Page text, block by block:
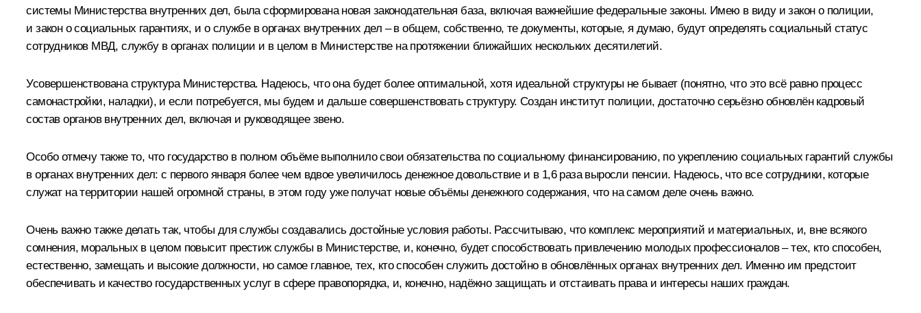
системы Министерства внутренних дел, была сформирована новая законодательная база, включая важнейшие федеральные законы. Имею в виду и закон о полиции,
и закон о социальных гарантиях, и о службе в органах внутренних дел – в общем, собственно, те документы, которые, я думаю, будут определять социальный статус
сотрудников МВД, службу в органах полиции и в целом в Министерстве на протяжении ближайших нескольких десятилетий.
Усовершенствована структура Министерства. Надеюсь, что она будет более оптимальной, хотя идеальной структуры не бывает (понятно, что это всё равно процесс
самонастройки, наладки), и если потребуется, мы будем и дальше совершенствовать структуру. Создан институт полиции, достаточно серьёзно обновлён кадровый
состав органов внутренних дел, включая и руководящее звено.
Особо отмечу также то, что государство в полном объёме выполнило свои обязательства по социальному финансированию, по укреплению социальных гарантий службы
в органах внутренних дел: с первого января более чем вдвое увеличилось денежное довольствие и в 1,6 раза выросли пенсии. Надеюсь, что все сотрудники, которые
служат на территории нашей огромной страны, в этом году уже получат новые объёмы денежного содержания, что на самом деле очень важно.
Очень важно также делать так, чтобы для службы создавались достойные условия работы. Рассчитываю, что комплекс мероприятий и материальных, и, вне всякого
сомнения, моральных в целом повысит престиж службы в Министерстве, и, конечно, будет способствовать привлечению молодых профессионалов – тех, кто способен,
естественно, замещать и высокие должности, но самое главное, тех, кто способен служить достойно в обновлённых органах внутренних дел. Именно им предстоит
обеспечивать и качество государственных услуг в сфере правопорядка, и, конечно, надёжно защищать и отстаивать права и интересы наших граждан.